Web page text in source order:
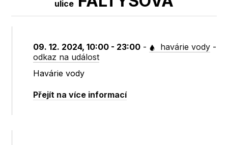
ulice
09. 12. 2024, 10:00 - 23:00 - havárie vody -
odkaz na událost
Havárie vody
Přejít na více informací